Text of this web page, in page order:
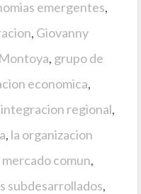
emergentes,
, Giovanny
, grupo de
economica,
integracion regional,
, la organizacion
mercado comun,
subdesarrollados,